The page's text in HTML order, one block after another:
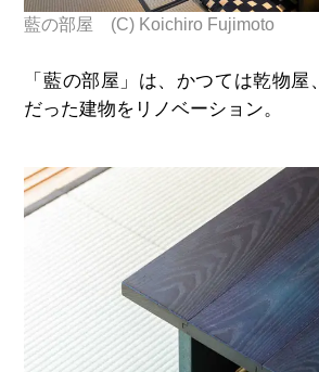
藍の部屋 (C) Koichiro Fujimoto
「藍の部屋」は、かつては乾物
だった建物をリノベーション。